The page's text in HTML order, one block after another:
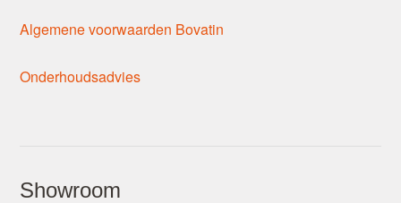
Algemene voorwaarden Bovatin
Onderhoudsadvies
Showroom